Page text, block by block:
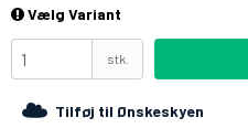
Vælg Variant
stk.
Tilføj til Ønskeskyen